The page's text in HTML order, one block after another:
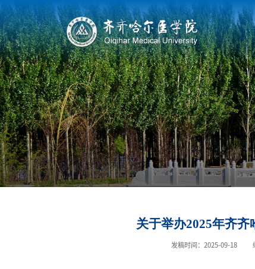
关于举办2025年齐
发稿时间：2025-09-18